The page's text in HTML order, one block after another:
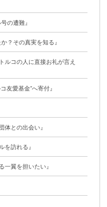
号の遭難』
？その真実を知る』
コの人に直接お礼が言え
友愛基金”へ寄付』
体との出会い』
を訪れる』
翼を担いたい』